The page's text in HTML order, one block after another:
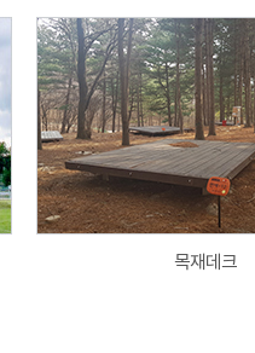
목재데크